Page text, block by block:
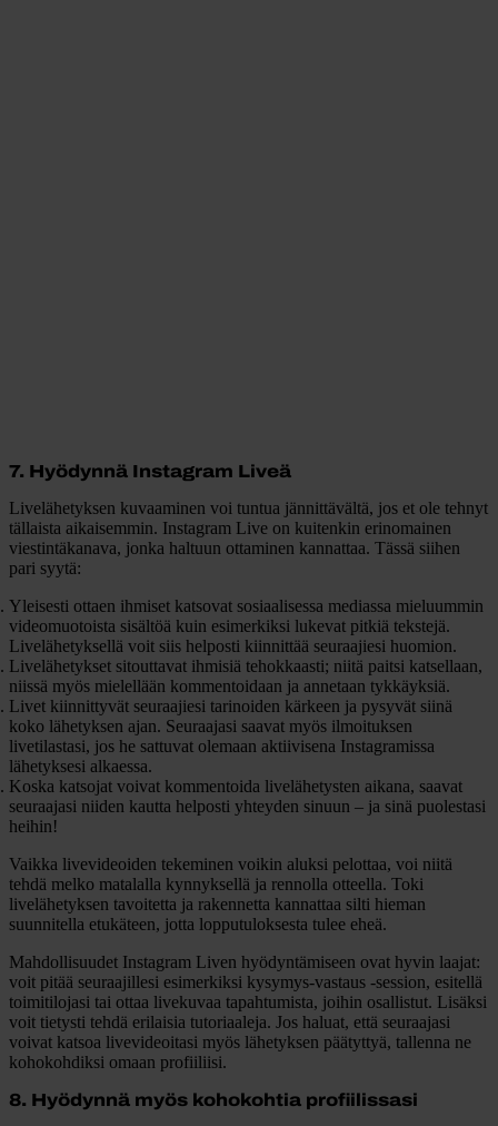
7. Hyödynnä Instagram Liveä
Livelähetyksen kuvaaminen voi tuntua jännittävältä, jos et ole tehnyt
tällaista aikaisemmin. Instagram Live on kuitenkin erinomainen
viestintäkanava, jonka haltuun ottaminen kannattaa. Tässä siihen
pari syytä:
Yleisesti ottaen ihmiset katsovat sosiaalisessa mediassa mieluummin
videomuotoista sisältöä kuin esimerkiksi lukevat pitkiä tekstejä.
Livelähetyksellä voit siis helposti kiinnittää seuraajiesi huomion.
Livelähetykset sitouttavat ihmisiä tehokkaasti; niitä paitsi katsellaan,
niissä myös mielellään kommentoidaan ja annetaan tykkäyksiä.
Livet kiinnittyvät seuraajiesi tarinoiden kärkeen ja pysyvät siinä
koko lähetyksen ajan. Seuraajasi saavat myös ilmoituksen
livetilastasi, jos he sattuvat olemaan aktiivisena Instagramissa
lähetyksesi alkaessa.
Koska katsojat voivat kommentoida livelähetysten aikana, saavat
seuraajasi niiden kautta helposti yhteyden sinuun – ja sinä puolestasi
heihin!
Vaikka livevideoiden tekeminen voikin aluksi pelottaa, voi niitä
tehdä melko matalalla kynnyksellä ja rennolla otteella. Toki
livelähetyksen tavoitetta ja rakennetta kannattaa silti hieman
suunnitella etukäteen, jotta lopputuloksesta tulee eheä.
Mahdollisuudet Instagram Liven hyödyntämiseen ovat hyvin laajat:
voit pitää seuraajillesi esimerkiksi kysymys-vastaus -session, esitellä
toimitilojasi tai ottaa livekuvaa tapahtumista, joihin osallistut. Lisäksi
voit tietysti tehdä erilaisia tutoriaaleja. Jos haluat, että seuraajasi
voivat katsoa livevideoitasi myös lähetyksen päätyttyä, tallenna ne
kohokohdiksi omaan profiiliisi.
8. Hyödynnä myös kohokohtia profiilissasi